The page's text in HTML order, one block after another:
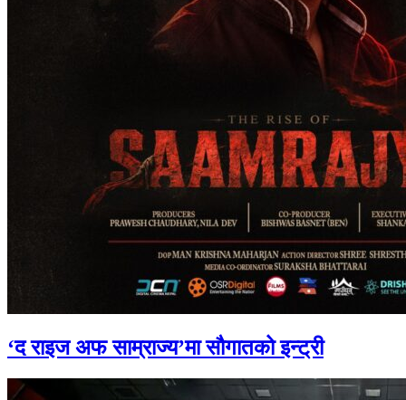
‘द राइज अफ साम्राज्य’मा सौगातको इन्ट्री